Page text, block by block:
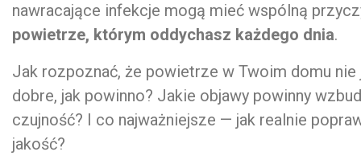
nawracające infekcje mogą mieć wspólną
powietrze, którym oddychasz każdego dnia.
Jak rozpoznać, że powietrze w Twoim domu nie
dobre, jak powinno? Jakie objawy powinny
czujność? I co najważniejsze — jak realnie
jakość?